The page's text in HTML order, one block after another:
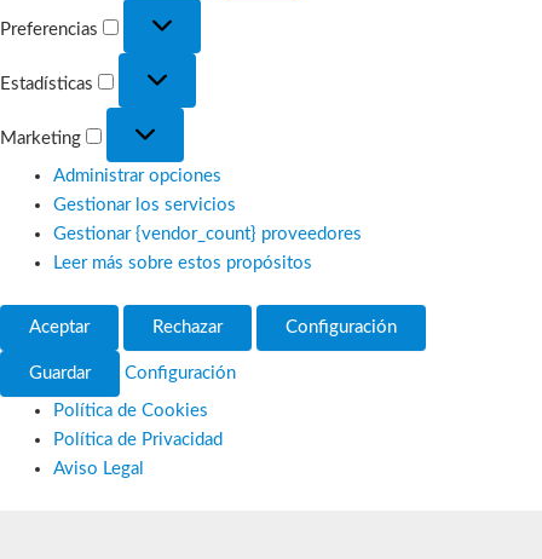
Preferencias
Estadísticas
Marketing
Administrar opciones
Gestionar los servicios
Gestionar {vendor_count} proveedores
Leer más sobre estos propósitos
Aceptar Rechazar Configuración
Guardar Configuración
Política de Cookies
Política de Privacidad
Aviso Legal